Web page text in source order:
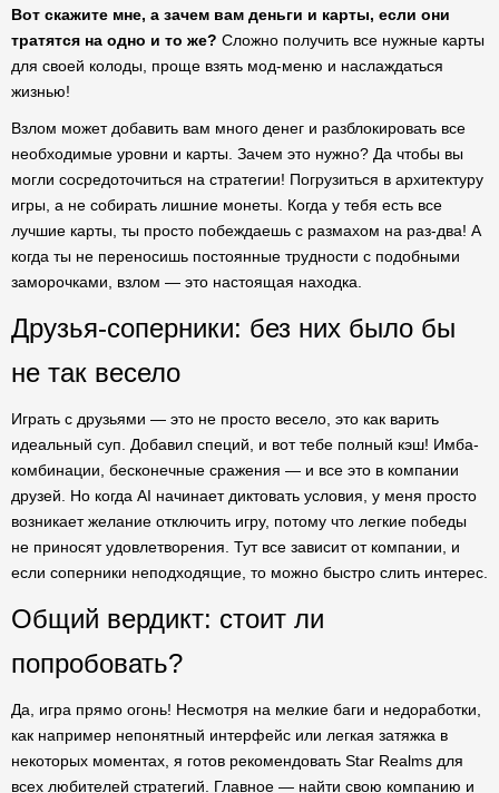
Вот скажите мне, а зачем вам деньги и карты, если они
тратятся на одно и то же? Сложно получить все нужные карты
для своей колоды, проще взять мод-меню и наслаждаться
жизнью!
Взлом может добавить вам много денег и разблокировать все
необходимые уровни и карты. Зачем это нужно? Да чтобы вы
могли сосредоточиться на стратегии! Погрузиться в архитектуру
игры, а не собирать лишние монеты. Когда у тебя есть все
лучшие карты, ты просто побеждаешь с размахом на раз-два! А
когда ты не переносишь постоянные трудности с подобными
заморочками, взлом — это настоящая находка.
Друзья-соперники: без них было бы
не так весело
Играть с друзьями — это не просто весело, это как варить
идеальный суп. Добавил специй, и вот тебе полный кэш! Имба-
комбинации, бесконечные сражения — и все это в компании
друзей. Но когда AI начинает диктовать условия, у меня просто
возникает желание отключить игру, потому что легкие победы
не приносят удовлетворения. Тут все зависит от компании, и
если соперники неподходящие, то можно быстро слить интерес.
Общий вердикт: стоит ли
попробовать?
Да, игра прямо огонь! Несмотря на мелкие баги и недоработки,
как например непонятный интерфейс или легкая затяжка в
некоторых моментах, я готов рекомендовать Star Realms для
всех любителей стратегий. Главное — найти свою компанию и